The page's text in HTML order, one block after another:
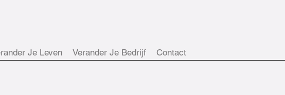
Je Leven Verander Je Bedrijf Contact